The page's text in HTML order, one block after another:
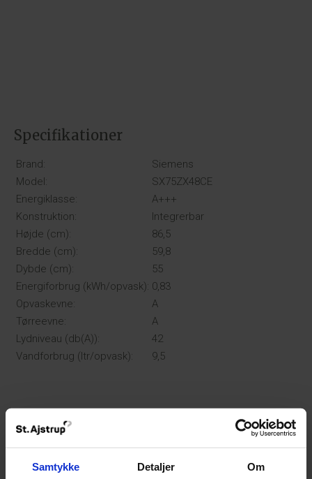
Samtykke Detaljer Om
Specifikationer
Brand:
Siemens
Model:
SX75ZX48CE
Energiklasse:
A+++
Konstruktion:
Integrerbar
Højde (cm):
86,5
Bredde (cm):
59,8
Dybde (cm):
55
Energiforbrug (kWh/opvask): 0,83
Opvaskevne:
A
Tørreevne:
A
Lydniveau (db(A)):
42
Vandforbrug (ltr/opvask):
9,5